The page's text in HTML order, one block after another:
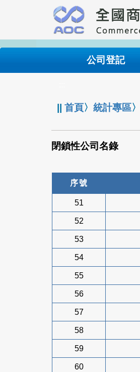
要
內
公司登記
||首頁〉統計專區〉
閉鎖性公司名錄
序號
51
52
53
54
55
56
57
58
59
60